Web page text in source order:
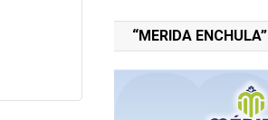
“MERIDA ENCHULA”